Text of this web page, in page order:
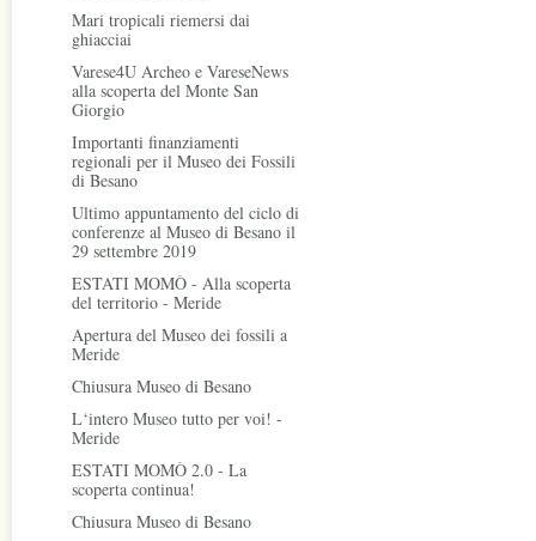
Mari tropicali riemersi dai
ghiacciai
Varese4U Archeo e VareseNews
alla scoperta del Monte San
Giorgio
Importanti finanziamenti
regionali per il Museo dei Fossili
di Besano
Ultimo appuntamento del ciclo di
conferenze al Museo di Besano il
29 settembre 2019
ESTATI MOMÒ - Alla scoperta
del territorio - Meride
Apertura del Museo dei fossili a
Meride
Chiusura Museo di Besano
L‘intero Museo tutto per voi! -
Meride
ESTATI MOMÒ 2.0 - La
scoperta continua!
Chiusura Museo di Besano